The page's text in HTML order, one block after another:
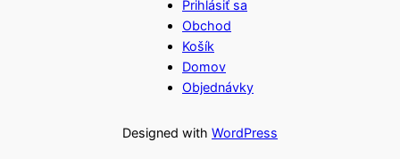
Prihlásiť sa
Obchod
Košík
Domov
Objednávky
Designed with WordPress